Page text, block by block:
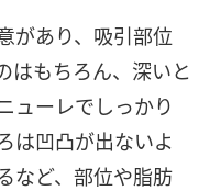
があり、吸引部位
はもちろん、深いと
ューレでしっかり
は凹凸が出ないよ
など、部位や脂肪